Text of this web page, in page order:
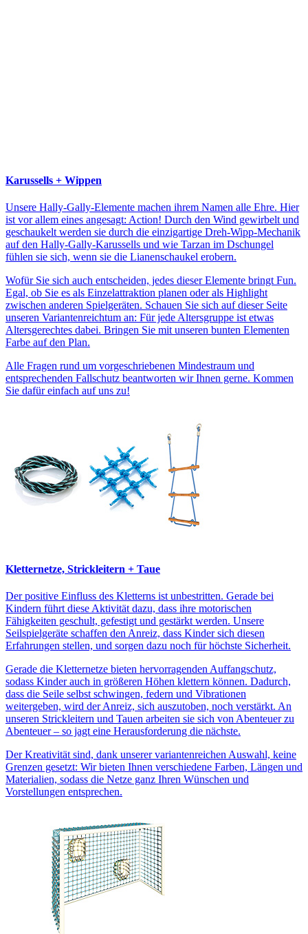
Karussells + Wippen
Unsere Hally-Gally-Elemente machen ihrem Namen alle Ehre. Hier
ist vor allem eines angesagt: Action! Durch den Wind gewirbelt und
geschaukelt werden sie durch die einzigartige Dreh-Wipp-Mechanik
auf den Hally-Gally-Karussells und wie Tarzan im Dschungel
fühlen sie sich, wenn sie die Lianenschaukel erobern.
Wofür Sie sich auch entscheiden, jedes dieser Elemente bringt Fun.
Egal, ob Sie es als Einzelattraktion planen oder als Highlight
zwischen anderen Spielgeräten. Schauen Sie sich auf dieser Seite
unseren Variantenreichtum an: Für jede Altersgruppe ist etwas
Altersgerechtes dabei. Bringen Sie mit unseren bunten Elementen
Farbe auf den Plan.
Alle Fragen rund um vorgeschriebenen Mindestraum und
entsprechenden Fallschutz beantworten wir Ihnen gerne. Kommen
Sie dafür einfach auf uns zu!
Kletternetze, Strickleitern + Taue
Der positive Einfluss des Kletterns ist unbestritten. Gerade bei
Kindern führt diese Aktivität dazu, dass ihre motorischen
Fähigkeiten geschult, gefestigt und gestärkt werden. Unsere
Seilspielgeräte schaffen den Anreiz, dass Kinder sich diesen
Erfahrungen stellen, und sorgen dazu noch für höchste Sicherheit.
Gerade die Kletternetze bieten hervorragenden Auffangschutz,
sodass Kinder auch in größeren Höhen klettern können. Dadurch,
dass die Seile selbst schwingen, federn und Vibrationen
weitergeben, wird der Anreiz, sich auszutoben, noch verstärkt. An
unseren Strickleitern und Tauen arbeiten sie sich von Abenteuer zu
Abenteuer – so jagt eine Herausforderung die nächste.
Der Kreativität sind, dank unserer variantenreichen Auswahl, keine
Grenzen gesetzt: Wir bieten Ihnen verschiedene Farben, Längen und
Materialien, sodass die Netze ganz Ihren Wünschen und
Vorstellungen entsprechen.